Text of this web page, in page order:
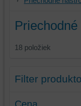
18 položiek
Filter